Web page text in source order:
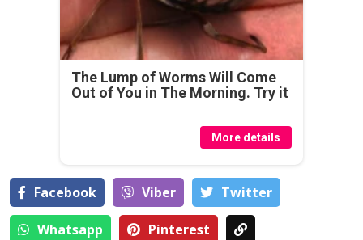
The Lump of Worms Will Come
Out of You in The Morning. Try it
More details
Facebook Viber Тwitter
Whatsapp Pinterest